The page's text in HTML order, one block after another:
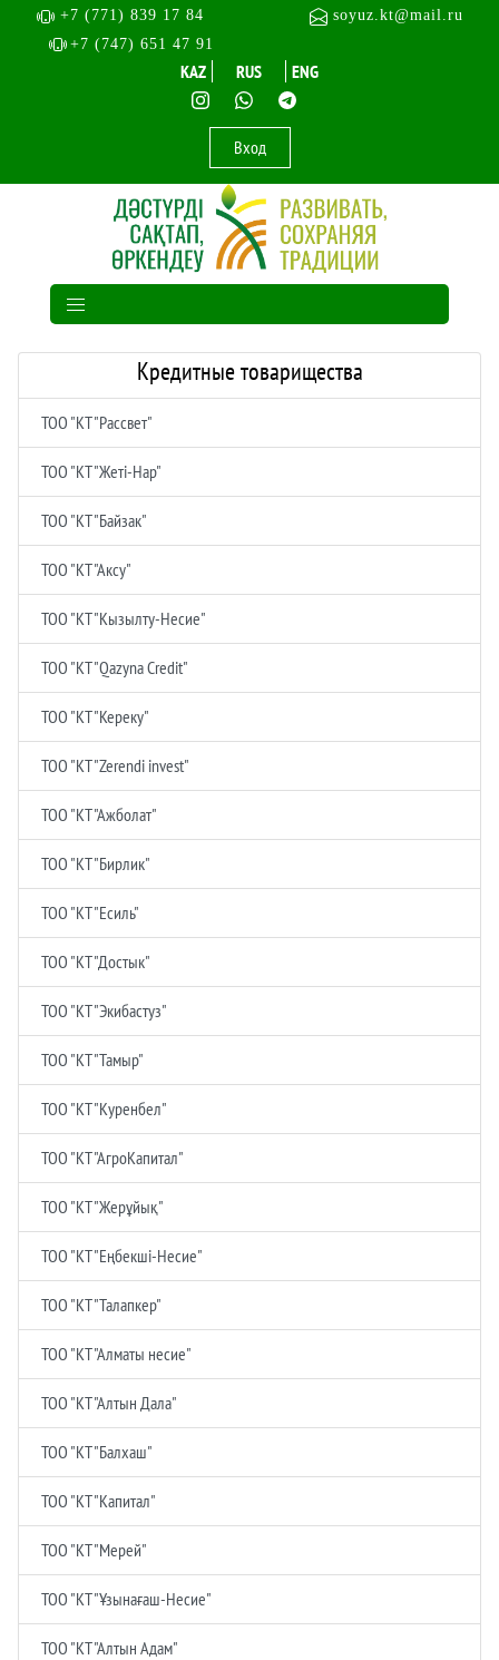
+7 (771) 839 17 84
+7 (747) 651 47 91
soyuz.kt@mail.ru
KAZ RUS ENG
Вход
Кредитные товарищества
ТОО "КТ "Рассвет"
ТОО "КТ "Жеті-Нар"
ТОО "КТ "Байзак"
ТОО "КТ "Аксу"
ТОО "КТ "Кызылту-Несие"
ТОО "КТ "Qazyna Credit"
ТОО "КТ "Кереку"
ТОО "КТ "Zerendi invest"
ТОО "КТ "Ажболат"
ТОО "КТ "Бирлик"
ТОО "КТ "Есиль"
ТОО "КТ "Достык"
ТОО "КТ "Экибастуз"
ТОО "КТ "Тамыр"
ТОО "КТ "Куренбел"
ТОО "КТ "АгроКапитал"
ТОО "КТ "Жерұйық"
ТОО "КТ "Еңбекшi-Несие"
ТОО "КТ "Талапкер"
ТОО "КТ "Алматы несие"
ТОО "КТ "Алтын Дала"
ТОО "КТ "Балхаш"
ТОО "КТ "Капитал"
ТОО "КТ "Мерей"
ТОО "КТ "Ұзынағаш-Несие"
ТОО "КТ "Алтын Адам"